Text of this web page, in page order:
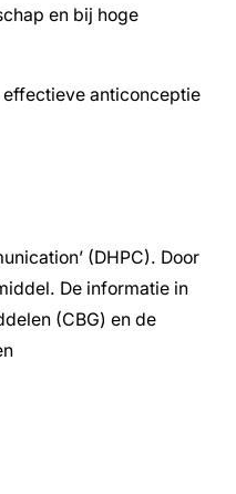
en bij hoge
anticonceptie
(DHPC). Door
De informatie in
(CBG) en de